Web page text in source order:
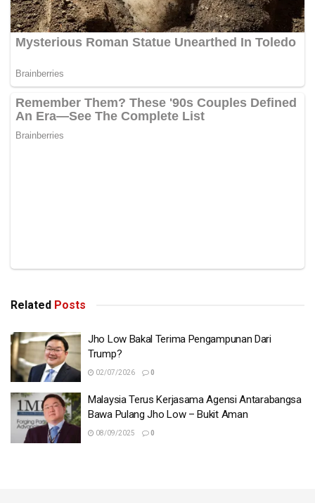
Related Posts
Jho Low Bakal Terima Pengampunan Dari
Trump?
02/07/2026 0
Malaysia Terus Kerjasama Agensi Antarabangsa
Bawa Pulang Jho Low – Bukit Aman
08/09/2025 0